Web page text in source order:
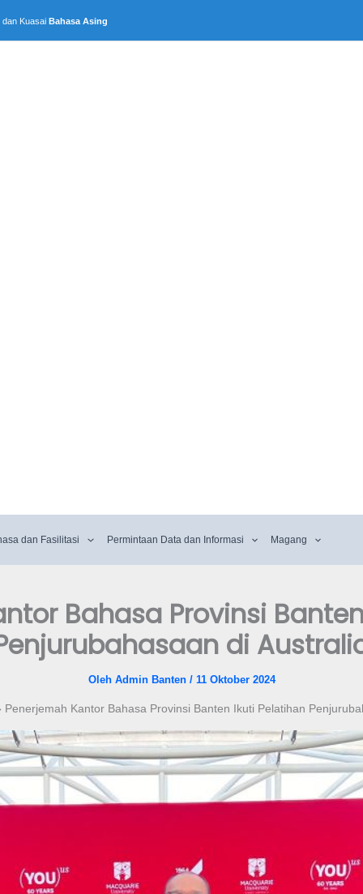
dan Kuasai Bahasa Asing
dan Fasilitasi Permintaan Data dan Informasi Magang
Bahasa Provinsi
di
Oleh Admin Banten / 11 Oktober 2024
Penerjemah Kantor Bahasa Provinsi Banten Ikuti Pelatihan